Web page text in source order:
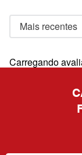
Mais recentes
Carregando